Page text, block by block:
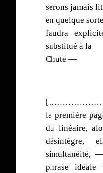
serons jamais
en quelque
faudra
substitué à la
Chute —
la première
du linéaire,
désintègre,
simultanéité,
phrase idéale